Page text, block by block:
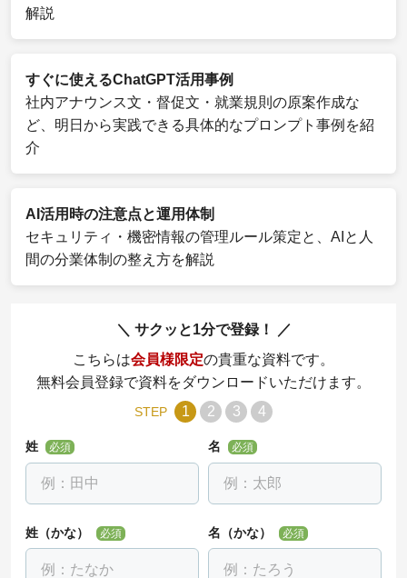
解説
すぐに使えるChatGPT活用事例
社内アナウンス文・督促文・就業規則の原案作成な
ど、明日から実践できる具体的なプロンプト事例を紹
介
AI活用時の注意点と運用体制
セキュリティ・機密情報の管理ルール策定と、AIと人
間の分業体制の整え方を解説
サクッと1分で登録！
こちらは会員様限定の貴重な資料です。
無料会員登録で資料をダウンロードいただけます。
STEP 1 2 3 4
姓 必須 名 必須
姓（かな） 必須 名（かな） 必須